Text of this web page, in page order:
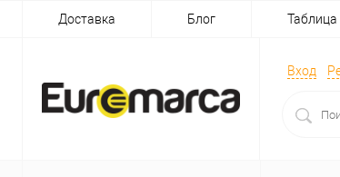
Доставка Блог
Вход